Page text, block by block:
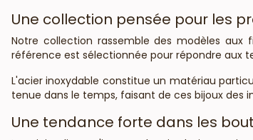
Une collection pensée pour les
Notre collection rassemble des modèles aux
référence est sélectionnée pour répondre aux
L'acier inoxydable constitue un matériau
tenue dans le temps, faisant de ces bijoux des
Une tendance forte dans les